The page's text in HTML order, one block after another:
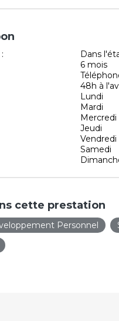
Dans
6 mois
48h à
Lundi
Mardi
Mercredi
Jeudi
Vendredi
Samedi
cette prestation
Personnel